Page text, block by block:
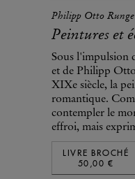
Philipp Otto Runge
Peintures et
Sous l'impulsion
et de Philipp
XIXe siècle, la
romantique.
contempler le
effroi, mais
LIVRE BROCHÉ
50,00 €